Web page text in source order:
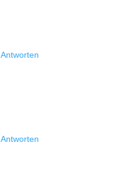
Antworten
Antworten